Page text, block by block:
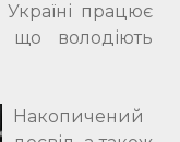
працює
що володіють
Накопичений